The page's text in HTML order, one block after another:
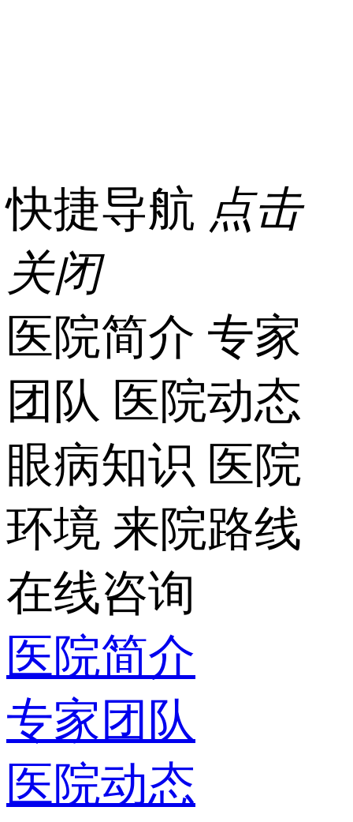
快捷导航 点击
关闭
医院简介 专家
团队 医院动态
眼病知识 医院
环境 来院路线
在线咨询
医院简介
专家团队
医院动态